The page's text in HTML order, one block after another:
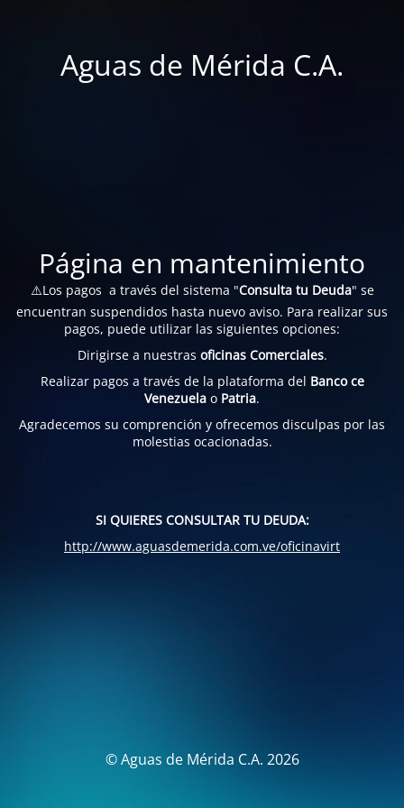
Aguas de Mérida C.A.
Página en mantenimiento
⚠️Los pagos a través del sistema "Consulta tu Deuda" se
encuentran suspendidos hasta nuevo aviso. Para realizar sus
pagos, puede utilizar las siguientes opciones:
Dirigirse a nuestras oficinas Comerciales.
Realizar pagos a través de la plataforma del Banco ce
Venezuela o Patria.
Agradecemos su comprención y ofrecemos disculpas por las
molestias ocacionadas.
SI QUIERES CONSULTAR TU DEUDA:
http://www.aguasdemerida.com.ve/oficinavirt
© Aguas de Mérida C.A. 2026